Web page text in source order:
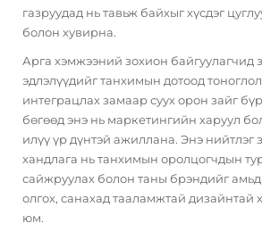
газруудад нь тавьж байхыг хүсдэг
болон хувирна.
Арга хэмжээний зохион байгуулагчид
эдлэлүүдийг танхимын дотоод
интеграцлах замаар суух орон зайг
бөгөөд энэ нь маркетингийн харуул
илүү үр дүнтэй ажиллана. Энэ нийтлэг
хандлага нь танхимын оролцогчдын
сайжруулах болон таны брэндийг
олгох, санахад тааламжтай дизайнтай
юм.